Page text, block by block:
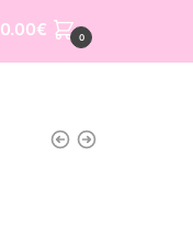
0.00€ 0